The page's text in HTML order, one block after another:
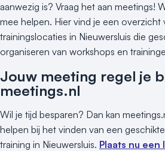
Museum
Theater
Varende locatie
aanwezig is? Vraag het aan meetings!
mee helpen. Hier vind je een overzicht
trainingslocaties in Nieuwersluis die
organiseren van workshops en
Jouw meeting regel je
meetings.nl
Wil je tijd besparen? Dan kan
helpen bij het vinden van een
training in Nieuwersluis. Plaats nu